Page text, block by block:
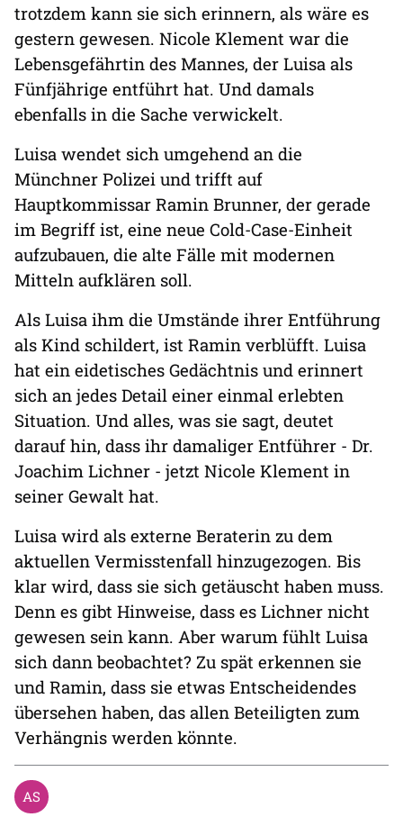
trotzdem kann sie sich erinnern, als wäre es
gestern gewesen. Nicole Klement war die
Lebensgefährtin des Mannes, der Luisa als
Fünfjährige entführt hat. Und damals
ebenfalls in die Sache verwickelt.
Luisa wendet sich umgehend an die
Münchner Polizei und trifft auf
Hauptkommissar Ramin Brunner, der gerade
im Begriff ist, eine neue Cold-Case-Einheit
aufzubauen, die alte Fälle mit modernen
Mitteln aufklären soll.
Als Luisa ihm die Umstände ihrer Entführung
als Kind schildert, ist Ramin verblüfft. Luisa
hat ein eidetisches Gedächtnis und erinnert
sich an jedes Detail einer einmal erlebten
Situation. Und alles, was sie sagt, deutet
darauf hin, dass ihr damaliger Entführer - Dr.
Joachim Lichner - jetzt Nicole Klement in
seiner Gewalt hat.
Luisa wird als externe Beraterin zu dem
aktuellen Vermisstenfall hinzugezogen. Bis
klar wird, dass sie sich getäuscht haben muss.
Denn es gibt Hinweise, dass es Lichner nicht
gewesen sein kann. Aber warum fühlt Luisa
sich dann beobachtet? Zu spät erkennen sie
und Ramin, dass sie etwas Entscheidendes
übersehen haben, das allen Beteiligten zum
Verhängnis werden könnte.